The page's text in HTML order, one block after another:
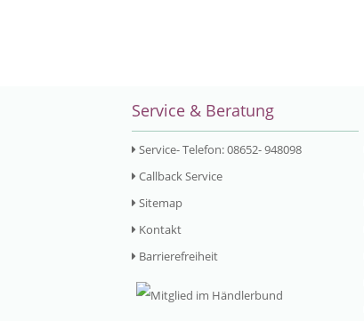
Service & Beratung
Service- Telefon: 08652- 948098
Callback Service
Sitemap
Kontakt
Barrierefreiheit